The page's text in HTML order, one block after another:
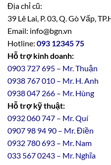
Địa chỉ cũ:
39 Lê Lai, P. 03, Q. Gò Vấp,
Email: info@bgn.vn
Hotline: 093 12345 75
Hỗ trợ kinh doanh:
0903 727 695 – Mr. Thuận
0938 767 010 – Mr. H. Anh
0938 047 266 – Mr. Hùng
Hỗ trợ kỹ thuật:
0932 060 747 – Mr. Quí
0907 98 94 90 – Mr. Điền
0932780693 – Mr. Nam
033 567 0243 – Mr. Nghĩa